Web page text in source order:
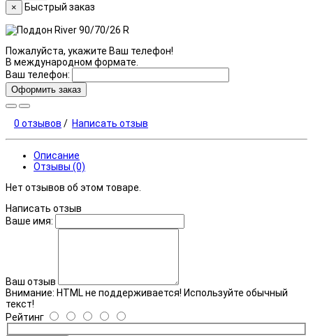
× Быстрый заказ
Пожалуйста, укажите Ваш телефон!
В международном формате.
Ваш телефон:
Оформить заказ
0 отзывов / Написать отзыв
Описание
Отзывы (0)
Нет отзывов об этом товаре.
Написать отзыв
Ваше имя:
Ваш отзыв
Внимание: HTML не поддерживается! Используйте обычный
текст!
Рейтинг